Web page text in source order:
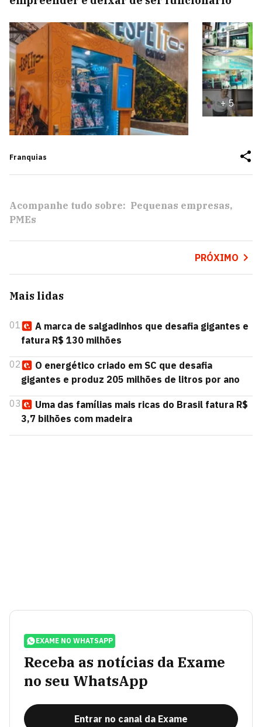
+ 5
Franquias
Acompanhe tudo sobre: Pequenas empresas
PMEs
PRÓXIMO
Mais lidas
01
A marca de salgadinhos que desafia gigantes e
fatura R$ 130 milhões
02
O energético criado em SC que desafia
gigantes e produz 205 milhões de litros por ano
03
Uma das famílias mais ricas do Brasil fatura R$
3,7 bilhões com madeira
EXAME NO WHATSAPP
Receba as notícias da Exame
no seu WhatsApp
Entrar no canal da Exame